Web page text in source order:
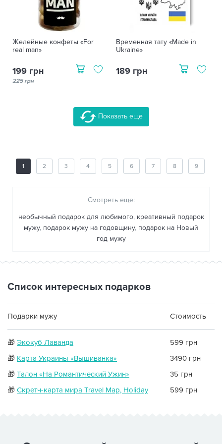
Желейные конфеты «For
real man»
199 грн
225 грн
Временная тату «Made in
Ukraine»
189 грн
Показать еще
1 2 3 4 5 6 7 8 9
Смотреть еще:
необычный подарок для любимого, креативный подарок
мужу, подарок мужу на годовщину, подарок на Новый
год мужу
Список интересных подарков
Подарки мужу Стоимость
🎁 Экокуб Лаванда
599 грн
🎁 Карта Украины «Вышиванка»
3490 грн
🎁 Талон «На Романтический Ужин»
35 грн
🎁 Скретч-карта мира Travel Map, Holiday 599 грн